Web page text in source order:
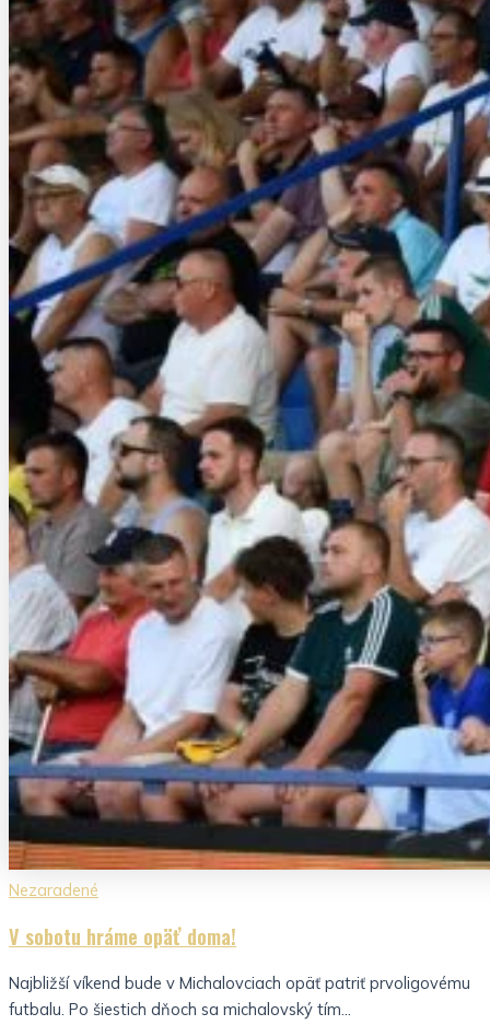
Nezaradené
V sobotu hráme opäť doma!
Najbližší víkend bude v Michalovciach opäť patriť prvoligovému
futbalu. Po šiestich dňoch sa michalovský tím...